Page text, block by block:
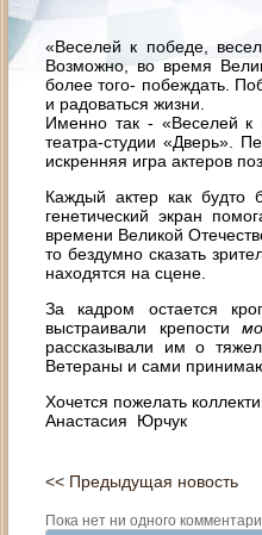
«Веселей к победе,
Возможно, во время
более того- побеждать.
и радоваться жизни.
Именно так - «Веселей к
театра-студии «Дверь».
искренняя игра актеров
Каждый актер как
генетический экран
времени Великой
то бездумно сказать
находятся на сцене.
За кадром остается
выстраивали крепости
рассказывали им о
Ветераны и сами
Хочется пожелать
Анастасия Юрчук
<< Предыдущая новость
Пока нет ни одного